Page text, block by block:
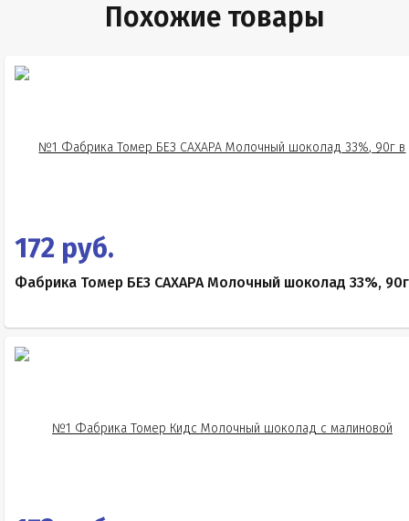
Похожие товары
172 руб.
Фабрика Томер БЕЗ САХАРА Молочный шоколад 33%, 90г